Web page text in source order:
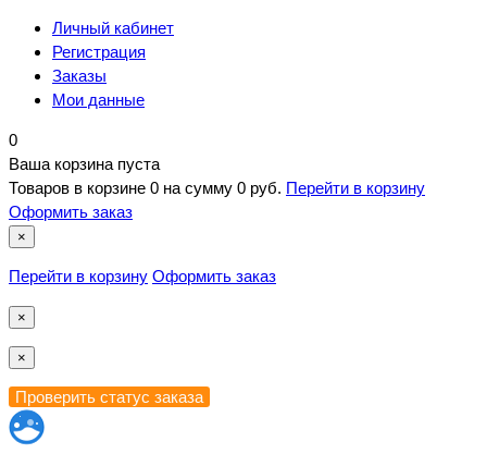
Личный кабинет
Регистрация
Заказы
Мои данные
0
Ваша корзина пуста
Товаров в корзине 0 на сумму 0 руб. Перейти в корзину
Оформить заказ
×
Перейти в корзину Оформить заказ
×
×